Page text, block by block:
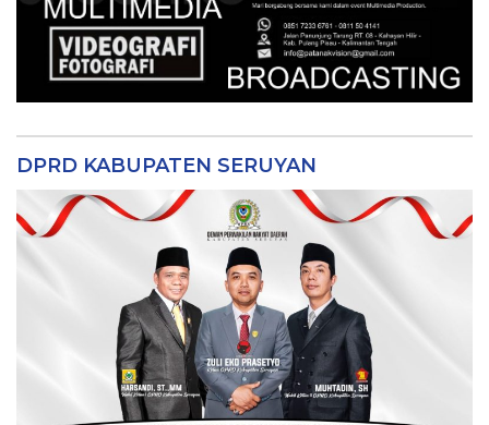
DPRD KABUPATEN SERUYAN